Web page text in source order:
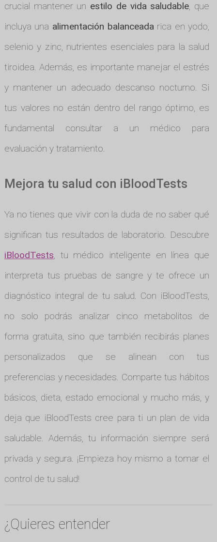
crucial mantener un estilo de vida saludable, que
incluya una alimentación balanceadarica en yodo,
selenio y zinc, nutrientes esenciales para la salud
tiroidea. Además, es importante manejar el estrés
y mantener un adecuado descanso nocturno. Si
tus valores no están dentro del rango óptimo, es
fundamental consultar a un médico para
evaluación y tratamiento.
Mejora tu salud con iBloodTests
Ya no tienes que vivir con la duda de no saber qué
significan tus resultados de laboratorio. Descubre
iBloodTests, tu médico inteligente en línea que
interpreta tus pruebas de sangre y te ofrece un
diagnóstico integral de tu salud. Con iBloodTests,
no solo podrás analizar cinco metabolitos de
forma gratuita, sino que también recibirás planes
personalizados que se alinean con tus
preferencias y necesidades. Comparte tus hábitos
básicos, dieta, estado emocional y mucho más, y
deja que iBloodTests cree para ti un plan de vida
saludable. Además, tu información siempre será
privada y segura. ¡Empieza hoy mismo a tomar el
control de tu salud!
¿Quieres entender